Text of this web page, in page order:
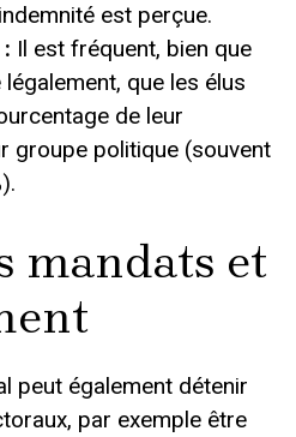
est perçue.
Il est fréquent, bien que
que les élus
de leur
groupe politique (souvent
mandats et
peut également détenir
par exemple être